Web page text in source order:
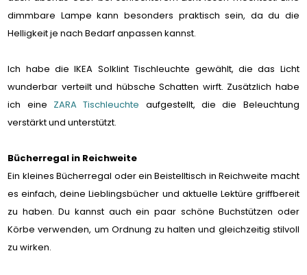
dimmbare Lampe kann besonders praktisch sein, da du die
Helligkeit je nach Bedarf anpassen kannst.
Ich habe die IKEA Solklint Tischleuchte gewählt, die das Licht
wunderbar verteilt und hübsche Schatten wirft. Zusätzlich habe
ich eine ZARA Tischleuchte aufgestellt, die die Beleuchtung
verstärkt und unterstützt.
Bücherregal in Reichweite
Ein kleines Bücherregal oder ein Beistelltisch in Reichweite macht
es einfach, deine Lieblingsbücher und aktuelle Lektüre griffbereit
zu haben. Du kannst auch ein paar schöne Buchstützen oder
Körbe verwenden, um Ordnung zu halten und gleichzeitig stilvoll
zu wirken.